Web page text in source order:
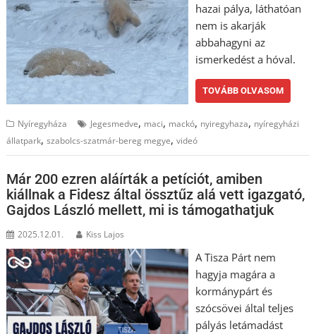
hazai pálya, láthatóan
nem is akarják
abbahagyni az
ismerkedést a hóval.
TOVÁBB OLVASOM
Nyíregyháza Jegesmedve, maci, mackó, nyiregyhaza, nyíregyházi
állatpark,szabolcs-szatmár-bereg megye,videó
Már 200 ezren aláírták a petíciót, amiben
kiállnak a Fidesz által össztűz alá vett igazgató,
Gajdos László mellett, mi is támogathatjuk
2025.12.01. Kiss Lajos
A Tisza Párt nem
hagyja magára a
kormánypárt és
szócsövei által teljes
pályás letámadást